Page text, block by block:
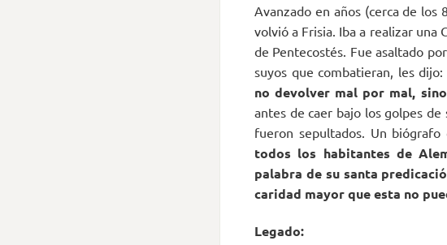
Avanzado en años (cerca de los
volvió a Frisia. Iba a realizar una
de Pentecostés. Fue asaltado
suyos que combatieran, les dijo:
no devolver mal por mal,
antes de caer bajo los golpes
fueron sepultados. Un
todos los habitantes de
palabra de su santa
caridad mayor que esta no
Legado: